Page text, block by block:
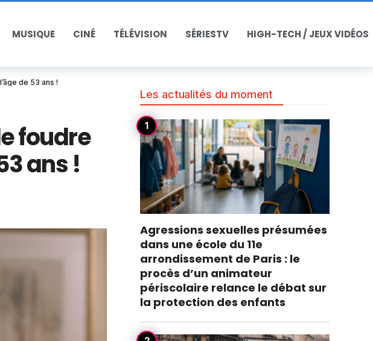
MUSIQUE CINÉ TÉLÉVISION SÉRIESTV HIGH-TECH / JEUX VIDÉOS
de 53 ans !
foudre
ans !
Les actualités du moment
Agressions sexuelles présumées
dans une école du 11e
arrondissement de Paris : le
procès d’un animateur
périscolaire relance le débat sur
la protection des enfants